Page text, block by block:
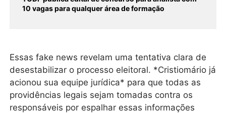
10 vagas para qualquer área de formação
Essas fake news revelam uma tentativa clara de
desestabilizar o processo eleitoral. *Cristiomário já
acionou sua equipe jurídica* para que todas as
providências legais sejam tomadas contra os
responsáveis por espalhar essas informações